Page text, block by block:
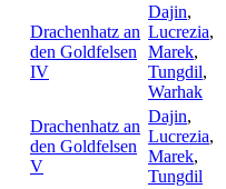
Drachenhatz an
den Goldfelsen
IV
Dajin,
Lucrezia,
Marek,
Tungdil,
Warhak
Drachenhatz an
den Goldfelsen
V
Dajin,
Lucrezia,
Marek,
Tungdil